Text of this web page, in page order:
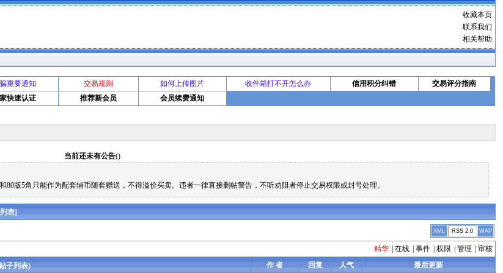
收藏本页
联系我们
相关帮助
重要通知 交易规则 如何上传图片 收件箱打不开怎么办 信用积分纠错
交易评分指南
快速认证 推荐新会员 会员续费通知
当前还未有公告()
版5角只能作为配套辅币随套赠送，不得溢价买卖。违者一律直接删帖警告，不听劝阻者停止交易权限或封号处理。
表]
XML RSS 2.0 WAP
精华 在线 事件 权限 管理 审核
作 者
回复 人气 最后更新
子列表)